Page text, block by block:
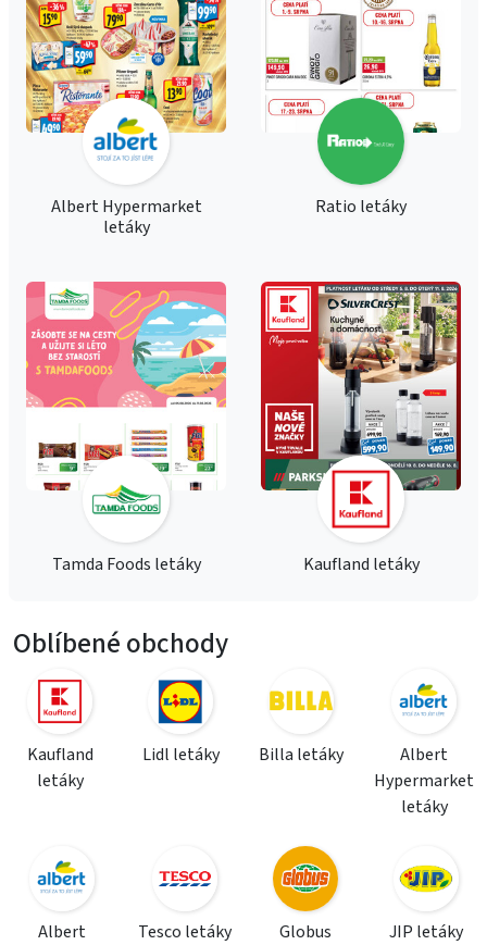
Albert Hypermarket
letáky
Ratio letáky
Tamda Foods letáky Kaufland letáky
Oblíbené obchody
Kaufland
letáky
Lidl letáky Billa letáky
Albert
Hypermarket
letáky
Albert
Tesco letáky
Globus
JIP letáky